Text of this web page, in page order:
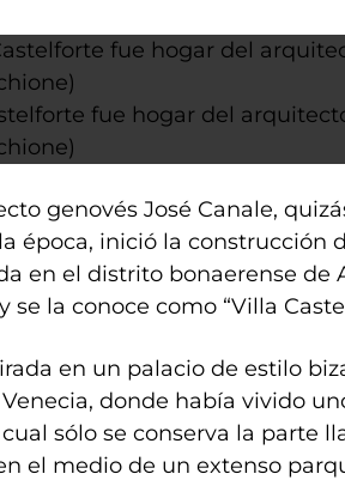
fue hogar del
genovés José Canale,
época, inició la construcción
en el distrito bonaerense de
se la conoce como “Villa
en un palacio de estilo
donde había vivido
sólo se conserva la parte
el medio de un extenso